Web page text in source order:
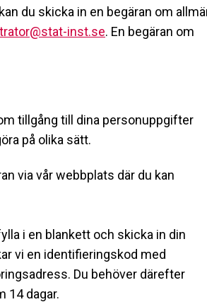
du skicka in en begäran om
inst.se. En begäran om
tillgång till dina personuppgifter
på olika sätt.
via vår webbplats där du kan
i en blankett och skicka in din
vi en identifieringskod med
Du behöver därefter
14 dagar.